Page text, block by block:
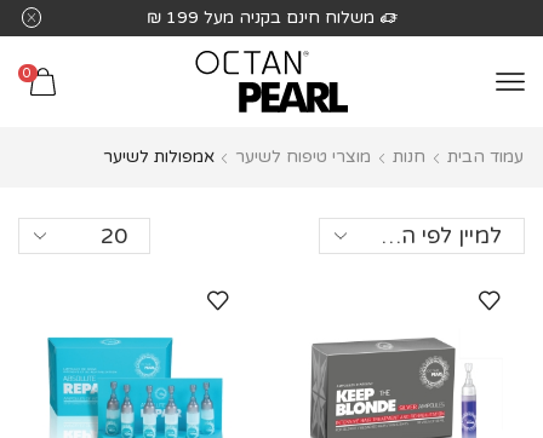
לֵב:
בְּאֲתָר
מַעֲרֶכֶת
בִּקְלִיק
הַמְּסַיַּעַת
לִנְגִישׁוּת
הָאֲתָר.
משלוח חינם בקניה מעל 199 ₪
0
עמוד הבית חנות מוצרי טיפוח לשיער אמפולות לשיער